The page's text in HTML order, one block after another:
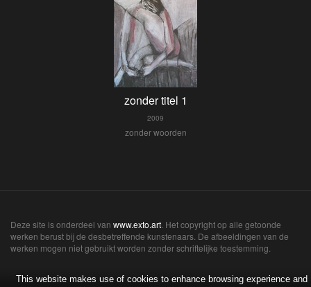
zonder titel 1
2009
zonder woorden
Deze site is onderdeel van www.exto.art . Het copyright op alle getoonde
werken berust bij de desbetreffende kunstenaars. De afbeeldingen van de
werken mogen niet gebruikt worden zonder schriftelijke toestemming.
This website makes use of cookies to enhance browsing experience and